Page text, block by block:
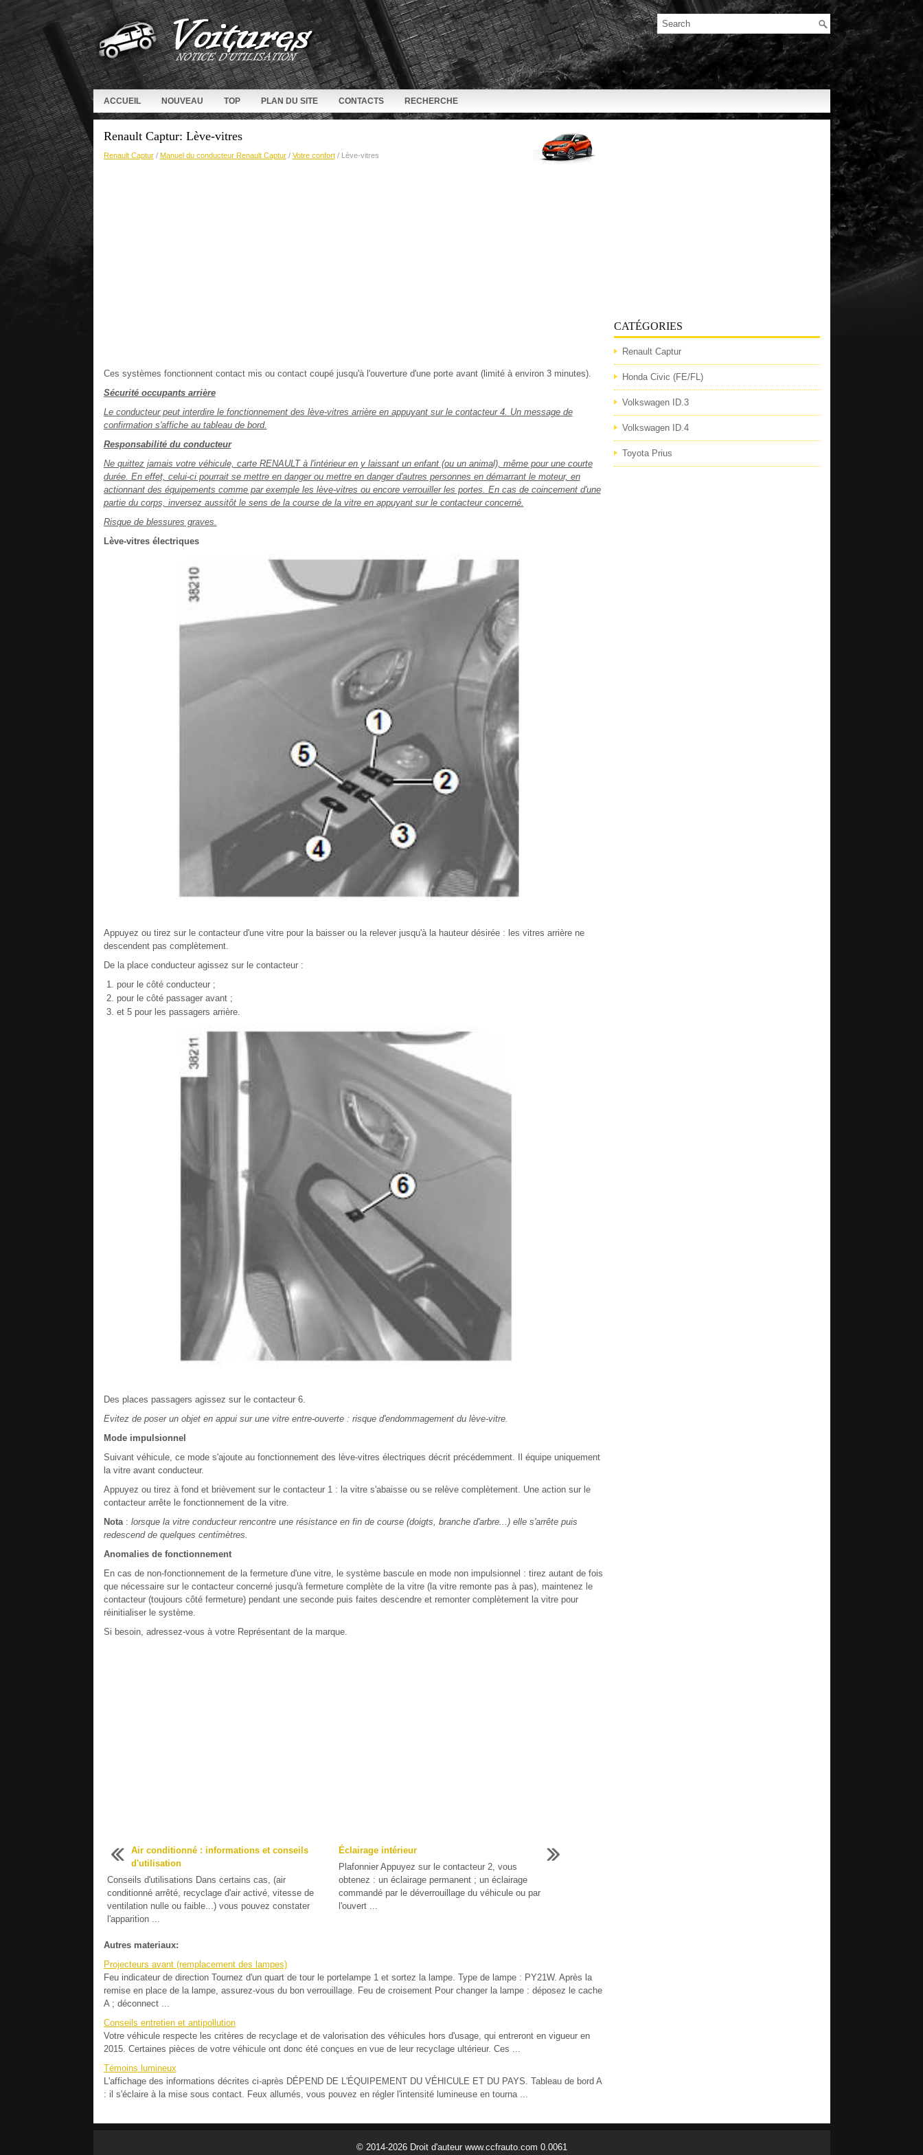
ACCUEIL NOUVEAU TOP PLAN DU SITE CONTACTS RECHERCHE
Renault Captur: Lève-vitres
Renault Captur/ Manuel du conducteur Renault Captur/ Votre confort/ Lève-vitres
Ces systèmes fonctionnent contact mis ou contact coupé jusqu'à l'ouverture d'une porte avant (limité à environ 3 minutes).
Sécurité occupants arrière
Le conducteur peut interdire le fonctionnement des lève-vitres arrière en appuyant sur le contacteur 4. Un message de
confirmation s'affiche au tableau de bord.
Responsabilité du conducteur
Ne quittez jamais votre véhicule, carte RENAULT à l'intérieur en y laissant un enfant (ou un animal), même pour une courte
durée. En effet, celui-ci pourrait se mettre en danger ou mettre en danger d'autres personnes en démarrant le moteur, en
actionnant des équipements comme par exemple les lève-vitres ou encore verrouiller les portes. En cas de coincement d'une
partie du corps, inversez aussitôt le sens de la course de la vitre en appuyant sur le contacteur concerné.
Risque de blessures graves.
Lève-vitres électriques
Appuyez ou tirez sur le contacteur d'une vitre pour la baisser ou la relever jusqu'à la hauteur désirée : les vitres arrière ne
descendent pas complètement.
De la place conducteur agissez sur le contacteur :
pour le côté conducteur ;
pour le côté passager avant ;
et 5 pour les passagers arrière.
Des places passagers agissez sur le contacteur 6.
Evitez de poser un objet en appui sur une vitre entre-ouverte : risque d'endommagement du lève-vitre.
Mode impulsionnel
Suivant véhicule, ce mode s'ajoute au fonctionnement des lève-vitres électriques décrit précédemment. Il équipe uniquement
la vitre avant conducteur.
Appuyez ou tirez à fond et brièvement sur le contacteur 1 : la vitre s'abaisse ou se relève complètement. Une action sur le
contacteur arrête le fonctionnement de la vitre.
Nota: lorsque la vitre conducteur rencontre une résistance en fin de course (doigts, branche d'arbre...) elle s'arrête puis
redescend de quelques centimètres.
Anomalies de fonctionnement
En cas de non-fonctionnement de la fermeture d'une vitre, le système bascule en mode non impulsionnel : tirez autant de fois
que nécessaire sur le contacteur concerné jusqu'à fermeture complète de la vitre (la vitre remonte pas à pas), maintenez le
contacteur (toujours côté fermeture) pendant une seconde puis faites descendre et remonter complètement la vitre pour
réinitialiser le système.
Si besoin, adressez-vous à votre Représentant de la marque.
Air conditionné : informations et conseils
d'utilisation
Conseils d'utilisations Dans certains cas, (air
conditionné arrêté, recyclage d'air activé, vitesse de
ventilation nulle ou faible...) vous pouvez constater
l'apparition ...
Éclairage intérieur
Plafonnier Appuyez sur le contacteur 2, vous
obtenez : un éclairage permanent ; un éclairage
commandé par le déverrouillage du véhicule ou par
l'ouvert ...
Autres materiaux:
Projecteurs avant (remplacement des lampes)
Feu indicateur de direction Tournez d'un quart de tour le portelampe 1 et sortez la lampe. Type de lampe : PY21W. Après la
remise en place de la lampe, assurez-vous du bon verrouillage. Feu de croisement Pour changer la lampe : déposez le cache
A ; déconnect ...
Conseils entretien et antipollution
Votre véhicule respecte les critères de recyclage et de valorisation des véhicules hors d'usage, qui entreront en vigueur en
2015. Certaines pièces de votre véhicule ont donc été conçues en vue de leur recyclage ultérieur. Ces ...
Témoins lumineux
L'affichage des informations décrites ci-après DÉPEND DE L'ÉQUIPEMENT DU VÉHICULE ET DU PAYS. Tableau de bord A
: il s'éclaire à la mise sous contact. Feux allumés, vous pouvez en régler l'intensité lumineuse en tourna ...
CATÉGORIES
Renault Captur
Honda Civic (FE/FL)
Volkswagen ID.3
Volkswagen ID.4
Toyota Prius
© 2014-2026 Droit d'auteur www.ccfrauto.com 0.0061